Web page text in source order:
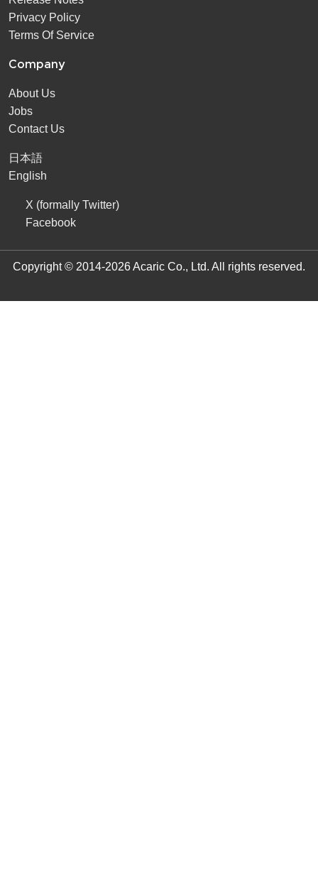
Privacy Policy
Terms Of Service
Company
About Us
Jobs
Contact Us
日本語
English
X (formally Twitter)
Facebook
Copyright © 2014-2026 Acaric Co., Ltd. All rights reserved.